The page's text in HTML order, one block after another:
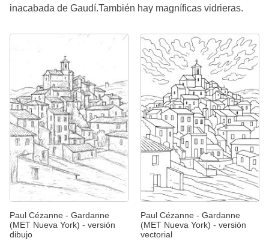
inacabada de Gaudí.También hay magníficas vidrieras.
Paul Cézanne - Gardanne
(MET Nueva York) - versión
dibujo
Paul Cézanne - Gardanne
(MET Nueva York) - versión
vectorial